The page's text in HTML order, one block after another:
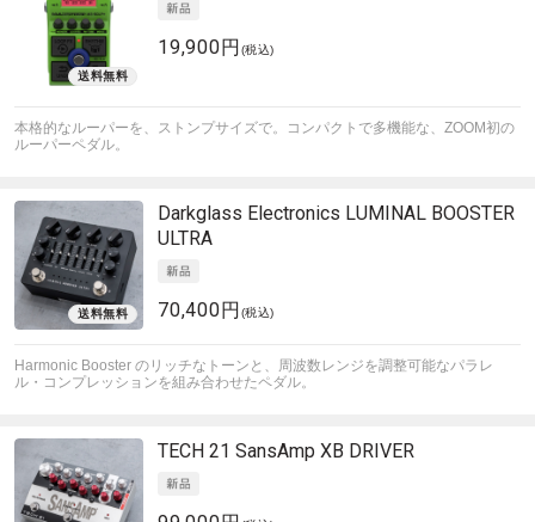
19,900円 (税込)
本格的なルーパーを、ストンプサイズで。コンパクトで多機能な、ZOOM初の
ルーパーペダル。
Darkglass Electronics LUMINAL BOOSTER
ULTRA
70,400円 (税込)
Harmonic Booster のリッチなトーンと、周波数レンジを調整可能なパラレ
ル・コンプレッションを組み合わせたペダル。
TECH 21 SansAmp XB DRIVER